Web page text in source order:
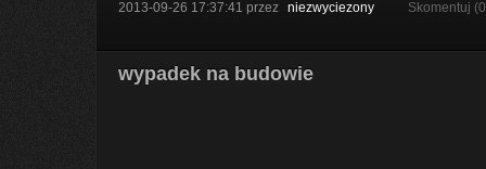
2013-09-26 17:37:41 przez niezwyciezony Skomentuj
wypadek na budowie